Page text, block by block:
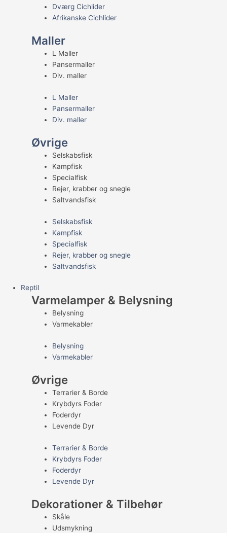
Dværg Cichlider
Afrikanske Cichlider
Maller
L Maller
Pansermaller
Div. maller
L Maller
Pansermaller
Div. maller
Øvrige
Selskabsfisk
Kampfisk
Specialfisk
Rejer, krabber og snegle
Saltvandsfisk
Selskabsfisk
Kampfisk
Specialfisk
Rejer, krabber og snegle
Saltvandsfisk
Reptil
Varmelamper & Belysning
Belysning
Varmekabler
Belysning
Varmekabler
Øvrige
Terrarier & Borde
Krybdyrs Foder
Foderdyr
Levende Dyr
Terrarier & Borde
Krybdyrs Foder
Foderdyr
Levende Dyr
Dekorationer & Tilbehør
Skåle
Udsmykning